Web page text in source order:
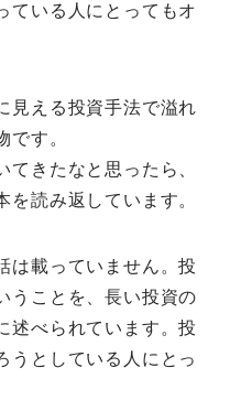
ている人にとってもオ
見える投資手法で溢れ
です。
きたなと思ったら、
を読み返しています。
は載っていません。投
うことを、長い投資の
述べられています。投
うとしている人にとっ